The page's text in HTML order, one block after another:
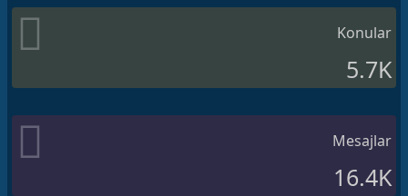
Konular
5.7K
Mesajlar
16.4K